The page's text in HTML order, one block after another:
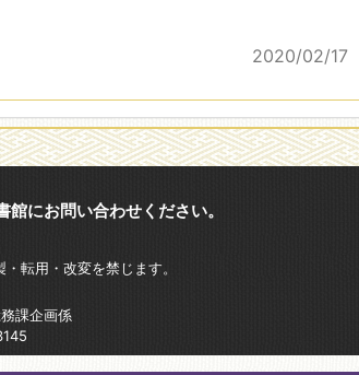
2020/02/17
にお問い合わせください。
転用・改変を禁じます。
課企画係